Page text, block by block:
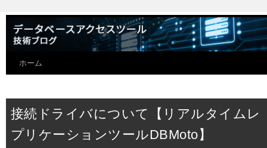
ホーム
接続ドライバについて【リアルタイムレ
プリケーションツールDBMoto】